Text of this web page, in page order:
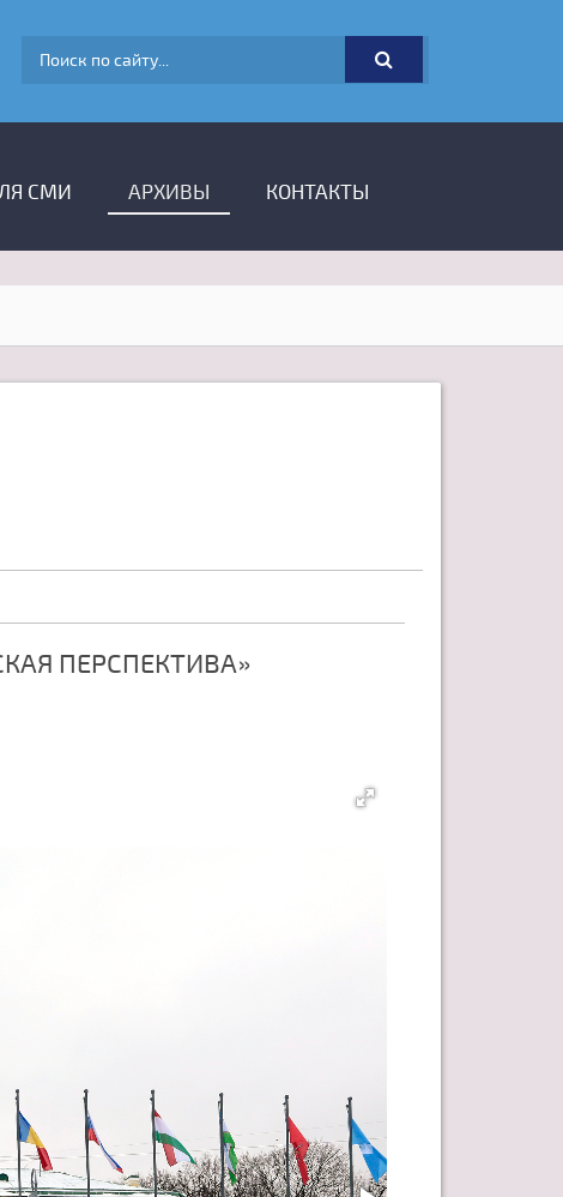
ФОРМА ПОИСКА
СМИ АРХИВЫ КОНТАКТЫ
ПЕРСПЕКТИВА»